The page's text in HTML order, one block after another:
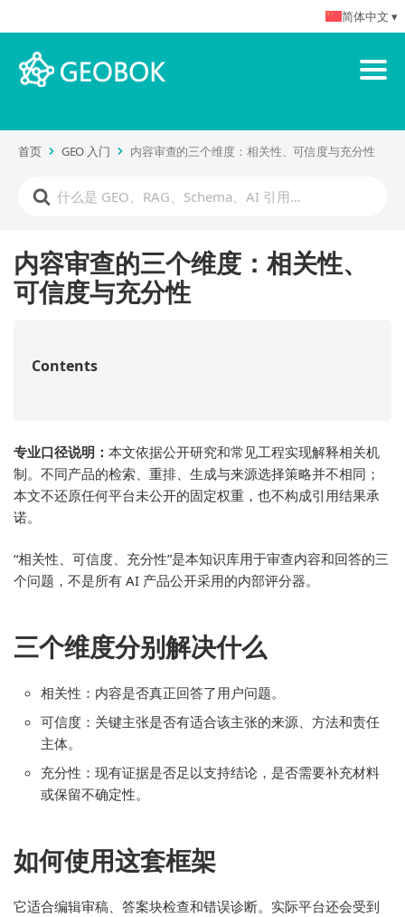
首页 GEO 入门 内容审查的三个维度：相关性、可信度与充分性
内容审查的三个维度：相关性、
可信度与充分性
Contents
专业口径说明： 本文依据公开研究和常见工程实现解释相关机
制。不同产品的检索、重排、生成与来源选择策略并不相同；
本文不还原任何平台未公开的固定权重，也不构成引用结果承
诺。
“相关性、可信度、充分性”是本知识库用于审查内容和回答的三
个问题，不是所有 AI 产品公开采用的内部评分器。
三个维度分别解决什么
相关性：内容是否真正回答了用户问题。
可信度：关键主张是否有适合该主张的来源、方法和责任
主体。
充分性：现有证据是否足以支持结论，是否需要补充材料
或保留不确定性。
如何使用这套框架
它适合编辑审稿、答案块检查和错误诊断。实际平台还会受到
简体中文 ▾